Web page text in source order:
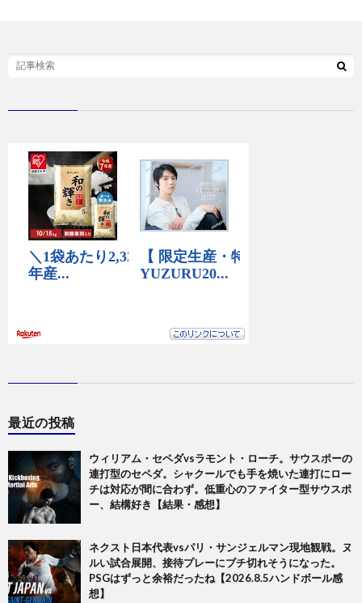
最近の投稿
ウィリアム・セペダvsラモント・ローチ。サウスポーの
連打型のセペダ。シャクールでも手を焼いた連打にロー
チは対応が間に合わず。低重心のファイター型サウスポ
ー、結構好き【結果・感想】
ネクスト日本代表vsパリ・サンジェルマン現地観戦。ヌ
ルい試合展開、接待プレーにブチ切れそうになった。
PSGはずっと余裕だったね【2026.8.5ハンドボール感
想】